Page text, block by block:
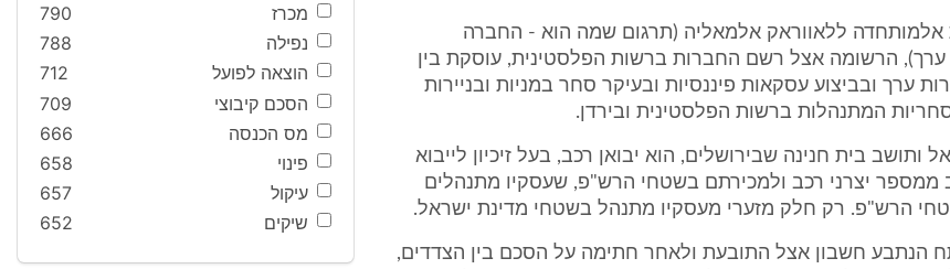
אלמותחדה ללאווראק אלמאליה (תרגום שמה הוא - החברה
ערך), הרשומה אצל רשם החברות ברשות הפלסטינית, עוסקת בין
ערך ובביצוע עסקאות פיננסיות ובעיקר סחר במניות ובניירות
המתנהלות ברשות הפלסטינית ובירדן.
ותושב בית חנינה שבירושלים, הוא יבואן רכב, בעל זיכיון לייבוא
ממספר יצרני רכב ולמכירתם בשטחי הרש"פ, שעסקיו מתנהלים
הרש"פ. רק חלק מזערי מעסקיו מתנהל בשטחי מדינת ישראל.
2005 פתח הנתבע חשבון אצל התובעת ולאחר חתימה על הסכם בין הצדדים,
מכרז
790
נפילה
788
הוצאה לפועל
712
הסכם קיבוצי
709
מס הכנסה
666
פינוי
658
עיקול
657
שיקים
652